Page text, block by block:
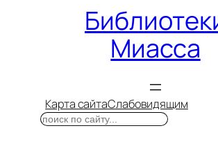
Миасса
Карта сайтаСлабовидящим
Поиск